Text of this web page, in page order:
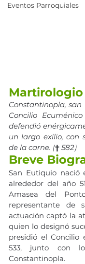
Eventos Parroquiales
Constantinopla, san
Concilio
defendió
un largo exilio, con
de la carne. († 582)
Breve
San Eutiquio nació
alrededor del año
Amasea del
representante de
actuación captó la
quien lo designó
presidió el Concilio
533, junto con
Constantinopla.